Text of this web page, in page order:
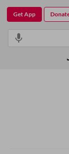
Get App